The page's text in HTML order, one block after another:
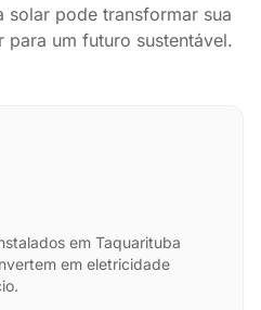
solar pode transformar sua
um futuro sustentável.
em Taquarituba
em eletricidade